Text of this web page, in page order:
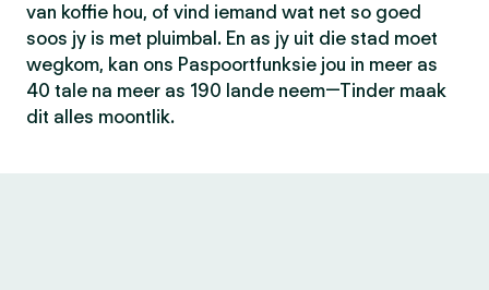
van koffie hou, of vind iemand wat net so goed
soos jy is met pluimbal. En as jy uit die stad moet
wegkom, kan ons Paspoortfunksie jou in meer as
40 tale na meer as 190 lande neem—Tinder maak
dit alles moontlik.